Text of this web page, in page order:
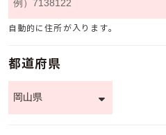
自動的に住所が入ります。
都道府県